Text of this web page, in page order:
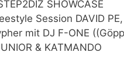
SHOWCASE
Session DAVID
mit DJ F-ONE
& KATMANDO